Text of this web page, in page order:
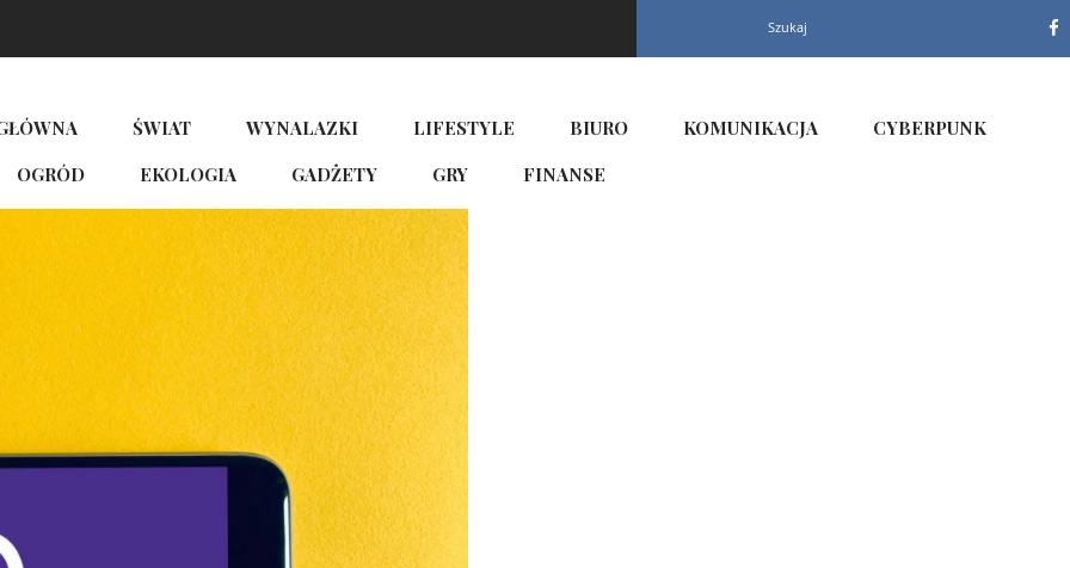
Szukaj
ŚWIAT WYNALAZKI LIFESTYLE BIURO KOMUNIKACJA
CYBERPUNK
OGRÓD EKOLOGIA GADŻETY GRY FINANSE